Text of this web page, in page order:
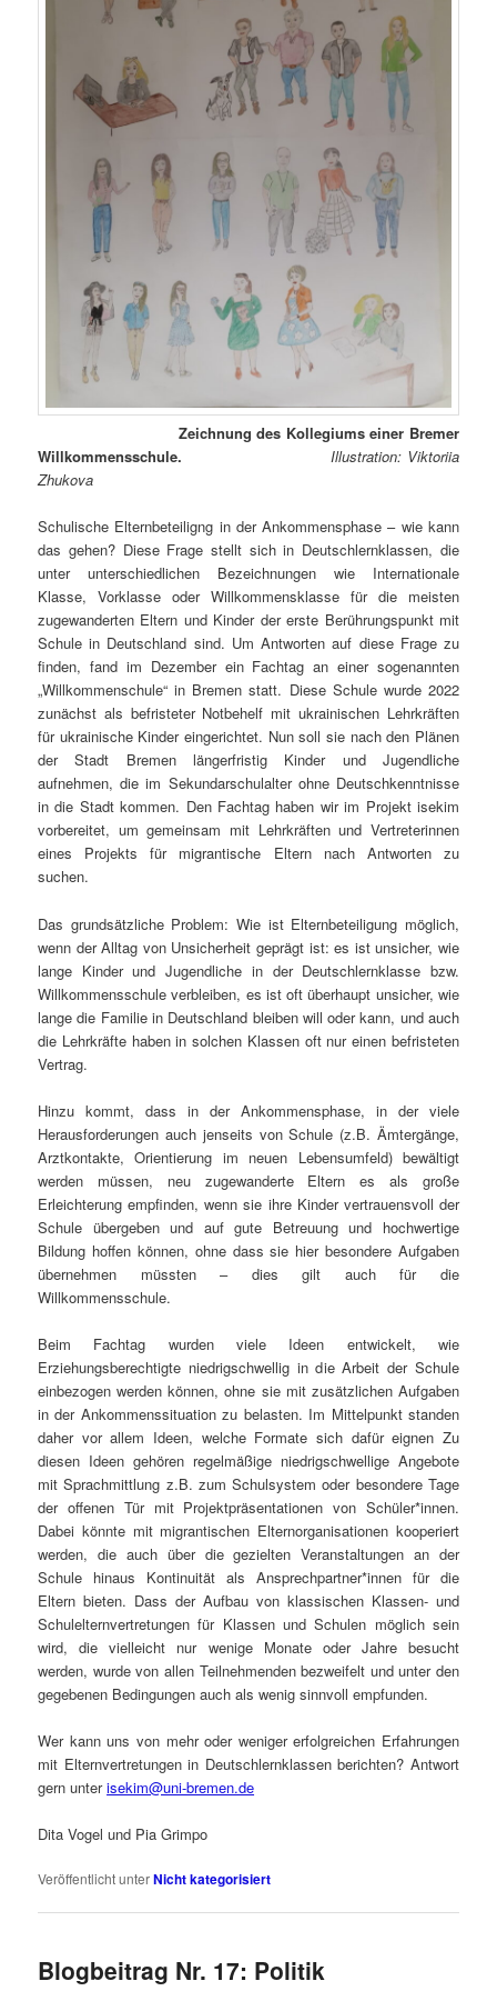
Zeichnung des Kollegiums einer Bremer
Willkommensschule.
Illustration: Viktoriia
Zhukova
Schulische Elternbeteiligng in der Ankommensphase – wie kann
das gehen? Diese Frage stellt sich in Deutschlernklassen, die
unter unterschiedlichen Bezeichnungen wie Internationale
Klasse, Vorklasse oder Willkommensklasse für die meisten
zugewanderten Eltern und Kinder der erste Berührungspunkt mit
Schule in Deutschland sind. Um Antworten auf diese Frage zu
finden, fand im Dezember ein Fachtag an einer sogenannten
„Willkommenschule“ in Bremen statt. Diese Schule wurde 2022
zunächst als befristeter Notbehelf mit ukrainischen Lehrkräften
für ukrainische Kinder eingerichtet. Nun soll sie nach den Plänen
der Stadt Bremen längerfristig Kinder und Jugendliche
aufnehmen, die im Sekundarschulalter ohne Deutschkenntnisse
in die Stadt kommen. Den Fachtag haben wir im Projekt isekim
vorbereitet, um gemeinsam mit Lehrkräften und Vertreterinnen
eines Projekts für migrantische Eltern nach Antworten zu
suchen.
Das grundsätzliche Problem: Wie ist Elternbeteiligung möglich,
wenn der Alltag von Unsicherheit geprägt ist: es ist unsicher, wie
lange Kinder und Jugendliche in der Deutschlernklasse bzw.
Willkommensschule verbleiben, es ist oft überhaupt unsicher, wie
lange die Familie in Deutschland bleiben will oder kann, und auch
die Lehrkräfte haben in solchen Klassen oft nur einen befristeten
Vertrag.
Hinzu kommt, dass in der Ankommensphase, in der viele
Herausforderungen auch jenseits von Schule (z.B. Ämtergänge,
Arztkontakte, Orientierung im neuen Lebensumfeld) bewältigt
werden müssen, neu zugewanderte Eltern es als große
Erleichterung empfinden, wenn sie ihre Kinder vertrauensvoll der
Schule übergeben und auf gute Betreuung und hochwertige
Bildung hoffen können, ohne dass sie hier besondere Aufgaben
übernehmen müssten – dies gilt auch für die
Willkommensschule.
Beim Fachtag wurden viele Ideen entwickelt, wie
Erziehungsberechtigte niedrigschwellig in die Arbeit der Schule
einbezogen werden können, ohne sie mit zusätzlichen Aufgaben
in der Ankommenssituation zu belasten. Im Mittelpunkt standen
daher vor allem Ideen, welche Formate sich dafür eignen Zu
diesen Ideen gehören regelmäßige niedrigschwellige Angebote
mit Sprachmittlung z.B. zum Schulsystem oder besondere Tage
der offenen Tür mit Projektpräsentationen von Schüler*innen.
Dabei könnte mit migrantischen Elternorganisationen kooperiert
werden, die auch über die gezielten Veranstaltungen an der
Schule hinaus Kontinuität als Ansprechpartner*innen für die
Eltern bieten. Dass der Aufbau von klassischen Klassen- und
Schulelternvertretungen für Klassen und Schulen möglich sein
wird, die vielleicht nur wenige Monate oder Jahre besucht
werden, wurde von allen Teilnehmenden bezweifelt und unter den
gegebenen Bedingungen auch als wenig sinnvoll empfunden.
Wer kann uns von mehr oder weniger erfolgreichen Erfahrungen
mit Elternvertretungen in Deutschlernklassen berichten? Antwort
gern unterisekim@uni-bremen.de
Dita Vogel und Pia Grimpo
Veröffentlicht unterNicht kategorisiert
Blogbeitrag Nr. 17: Politik